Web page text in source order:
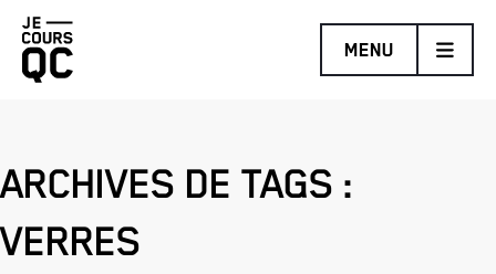
Retourner
à
MENU
DEMI-MARATHON DE LÉVIS PROMUTUEL ASSURANCE
ARCHIVES DE TAGS :
VERRES